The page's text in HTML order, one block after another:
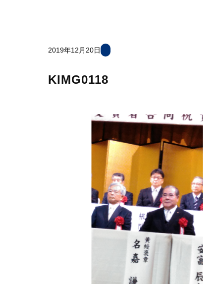
2019年12月20日
KIMG0118